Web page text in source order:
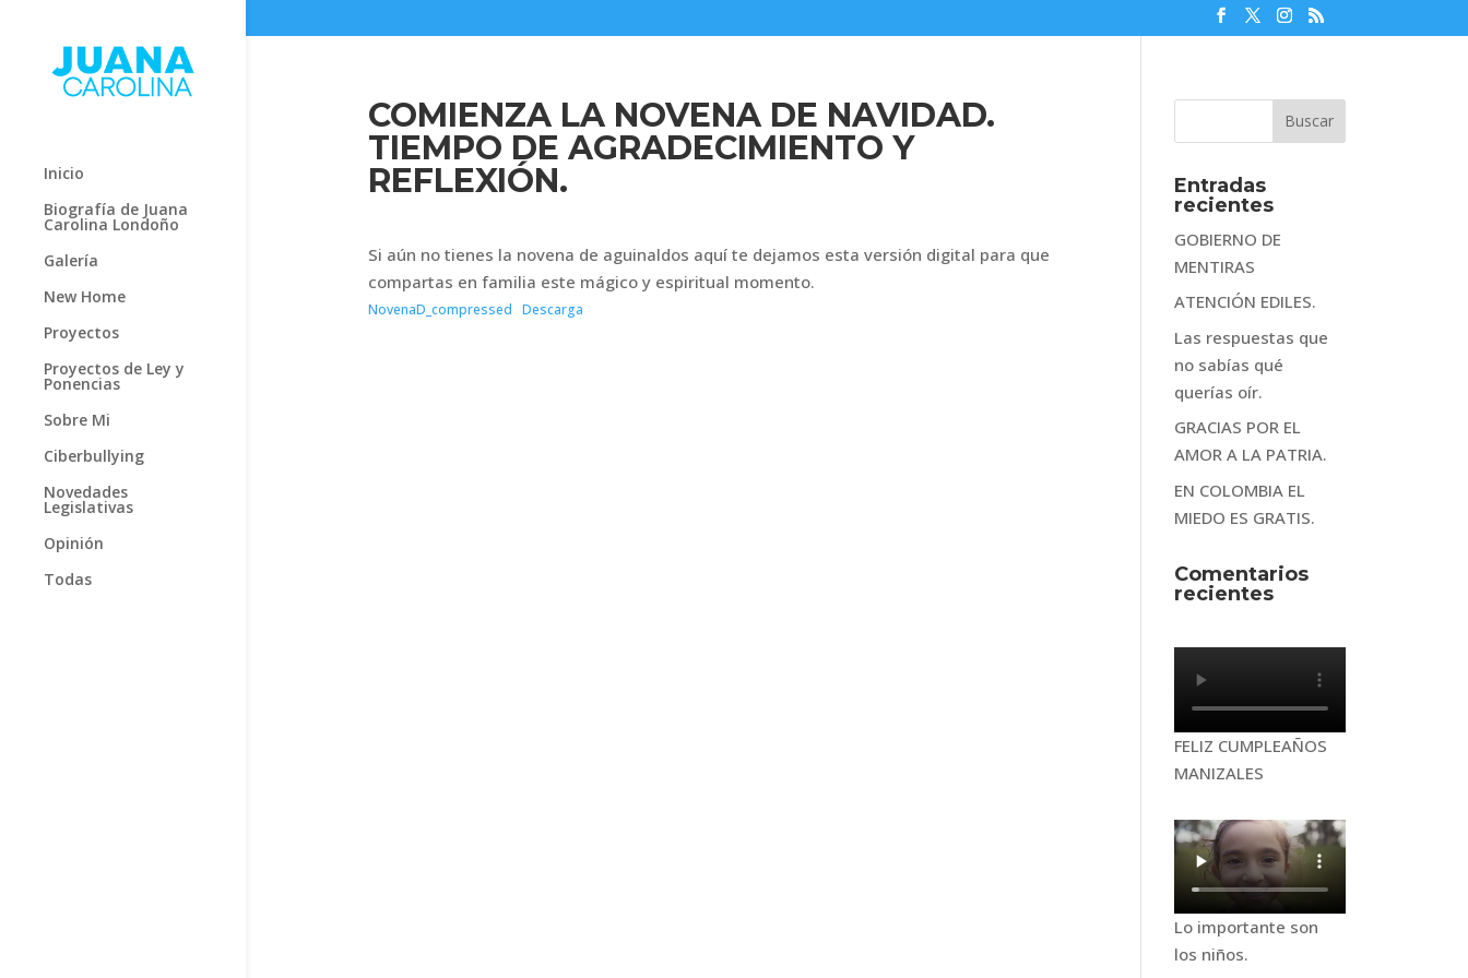
Inicio
Biografía de Juana
Carolina Londoño
Galería
New Home
Proyectos
Proyectos de Ley y
Ponencias
Sobre Mi
Ciberbullying
Novedades
Legislativas
Opinión
Todas
COMIENZA LA NOVENA DE NAVIDAD.
TIEMPO DE AGRADECIMIENTO Y
REFLEXIÓN.
Si aún no tienes la novena de aguinaldos aquí te dejamos esta versión digital para que
compartas en familia este mágico y espiritual momento.
NovenaD_compressed Descarga
Entradas
recientes
GOBIERNO DE
MENTIRAS
ATENCIÓN EDILES.
Las respuestas que
no sabías qué
querías oír.
GRACIAS POR EL
AMOR A LA PATRIA.
EN COLOMBIA EL
MIEDO ES GRATIS.
Comentarios
recientes
FELIZ CUMPLEAÑOS
MANIZALES
Lo importante son
los niños.